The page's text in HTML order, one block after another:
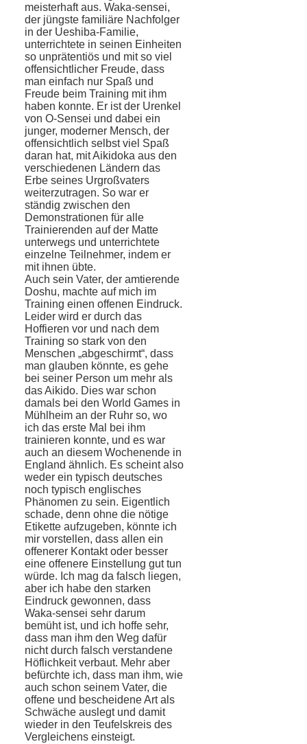
meisterhaft aus. Waka-sensei,
der jüngste familiäre Nachfolger
in der Ueshiba-Familie,
unterrichtete in seinen Einheiten
so unprätentiös und mit so viel
offensichtlicher Freude, dass
man einfach nur Spaß und
Freude beim Training mit ihm
haben konnte. Er ist der Urenkel
von O-Sensei und dabei ein
junger, moderner Mensch, der
offensichtlich selbst viel Spaß
daran hat, mit Aikidoka aus den
verschiedenen Ländern das
Erbe seines Urgroßvaters
weiterzutragen. So war er
ständig zwischen den
Demonstrationen für alle
Trainierenden auf der Matte
unterwegs und unterrichtete
einzelne Teilnehmer, indem er
mit ihnen übte.
Auch sein Vater, der amtierende
Doshu, machte auf mich im
Training einen offenen Eindruck.
Leider wird er durch das
Hoffieren vor und nach dem
Training so stark von den
Menschen „abgeschirmt“, dass
man glauben könnte, es gehe
bei seiner Person um mehr als
das Aikido. Dies war schon
damals bei den World Games in
Mühlheim an der Ruhr so, wo
ich das erste Mal bei ihm
trainieren konnte, und es war
auch an diesem Wochenende in
England ähnlich. Es scheint also
weder ein typisch deutsches
noch typisch englisches
Phänomen zu sein. Eigentlich
schade, denn ohne die nötige
Etikette aufzugeben, könnte ich
mir vorstellen, dass allen ein
offenerer Kontakt oder besser
eine offenere Einstellung gut tun
würde. Ich mag da falsch liegen,
aber ich habe den starken
Eindruck gewonnen, dass
Waka-sensei sehr darum
bemüht ist, und ich hoffe sehr,
dass man ihm den Weg dafür
nicht durch falsch verstandene
Höflichkeit verbaut. Mehr aber
befürchte ich, dass man ihm, wie
auch schon seinem Vater, die
offene und bescheidene Art als
Schwäche auslegt und damit
wieder in den Teufelskreis des
Vergleichens einsteigt.